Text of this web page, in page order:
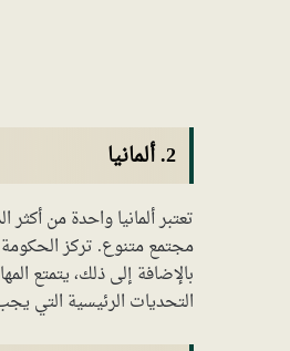
2. ألمانيا
تعتبر ألمانيا واحدة من
مجتمع متنوع. تركز
بالإضافة إلى ذلك، يتمتع
التحديات الرئيسية التي